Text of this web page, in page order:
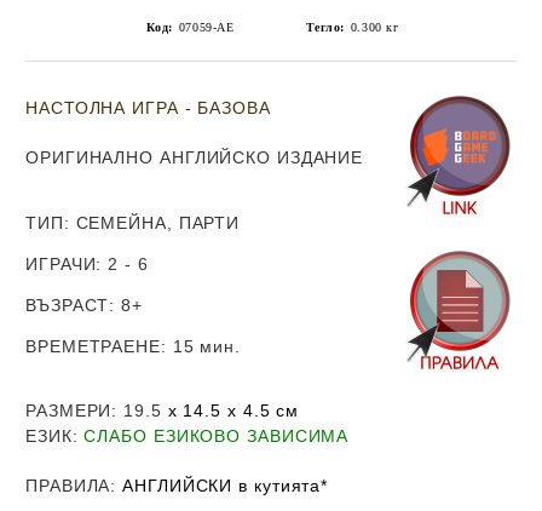
Код: 07059-AE Тегло: 0.300 кг
НАСТОЛНА ИГРА - БАЗОВА
ОРИГИНАЛНО АНГЛИЙСКО ИЗДАНИЕ
ТИП: СЕМЕЙНА, ПАРТИ
ИГРАЧИ: 2 - 6
ВЪЗРАСТ: 8+
ВРЕМЕТРАЕНЕ: 15 мин.
РАЗМЕРИ: 19.5 х 14.5 х 4.5см
ЕЗИК:СЛАБО ЕЗИКОВО ЗАВИСИМА
ПРАВИЛА: АНГЛИЙСКИ в кутията*